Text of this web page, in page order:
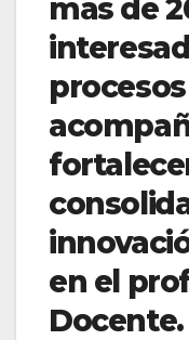
más de
en el
Docente.